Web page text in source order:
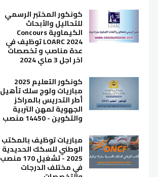
كونكور المختبر الرسمي
للتحاليل والأبحاث
الكيماوية Concours
LOARC 2024 توظيف في
عدة مناصب و تخصصات
اخر اجل 3 ماي 2024
كونكور التعليم 2025
مباريات ولوج سلك تأهيل
أطر التدريس بالمراكز
الجهوية لمهن التربية
والتكوين - 14450 منصب
مباريات توظيف بالمكتب
الوطني للسكك الحديدية
2025 - تشغيل 170 منصب
في مختلف الدرجات